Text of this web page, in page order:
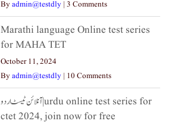
Byadmin@testdly | 3 Comments
Marathi language Online test series
for MAHA TET
October 11, 2024
Byadmin@testdly | 10 Comments
آنلائن ٹیسٹ اردو|urdu online test series for
ctet 2024, join now for free